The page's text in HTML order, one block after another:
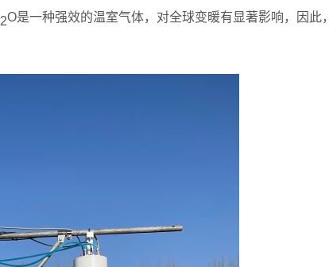
2O是一种强效的温室气体，对全球变暖有显著影响，因此